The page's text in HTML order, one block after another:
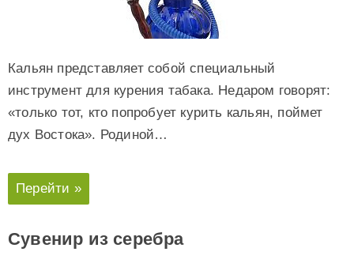
Кальян представляет собой специальный
инструмент для курения табака. Недаром говорят:
«только тот, кто попробует курить кальян, поймет
дух Востока». Родиной…
Перейти »
Сувенир из серебра